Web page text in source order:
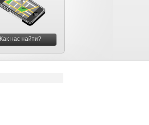
Как нас найти?